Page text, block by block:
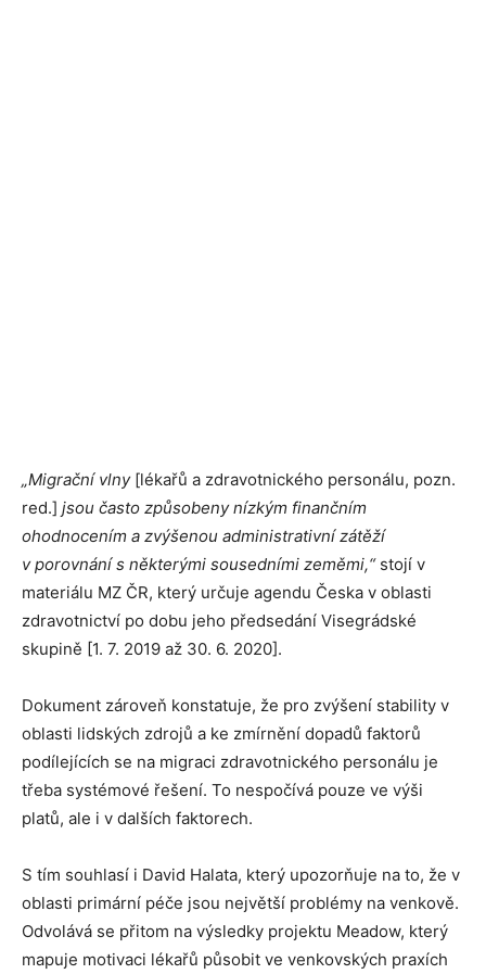
„Migrační vlny [lékařů a zdravotnického personálu, pozn.
red.] jsou často způsobeny nízkým finančním
ohodnocením a zvýšenou administrativní zátěží
v porovnání s některými sousedními zeměmi,“ stojí v
materiálu MZ ČR, který určuje agendu Česka v oblasti
zdravotnictví po dobu jeho předsedání Visegrádské
skupině [1. 7. 2019 až 30. 6. 2020].
Dokument zároveň konstatuje, že pro zvýšení stability v
oblasti lidských zdrojů a ke zmírnění dopadů faktorů
podílejících se na migraci zdravotnického personálu je
třeba systémové řešení. To nespočívá pouze ve výši
platů, ale i v dalších faktorech.
S tím souhlasí i David Halata, který upozorňuje na to, že v
oblasti primární péče jsou největší problémy na venkově.
Odvolává se přitom na výsledky projektu Meadow, který
mapuje motivaci lékařů působit ve venkovských praxích